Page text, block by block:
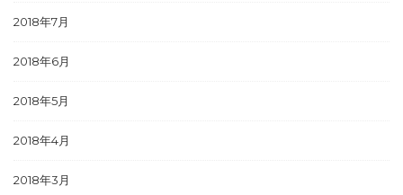
2018年7月
2018年6月
2018年5月
2018年4月
2018年3月